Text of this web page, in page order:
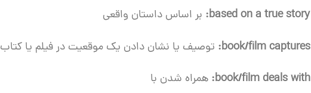
based on a true story: بر اساس داستان واقعی
book/film captures: توصیف یا نشان دادن یک موقعیت در فیلم یا کتاب
book/film deals with: همراه شدن با